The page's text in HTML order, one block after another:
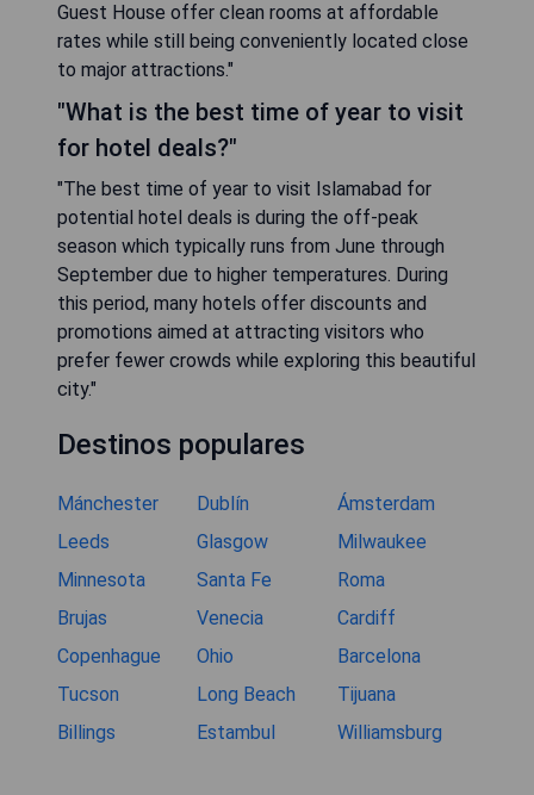
Guest House offer clean rooms at affordable
rates while still being conveniently located close
to major attractions."
"What is the best time of year to visit
for hotel deals?"
"The best time of year to visit Islamabad for
potential hotel deals is during the off-peak
season which typically runs from June through
September due to higher temperatures. During
this period, many hotels offer discounts and
promotions aimed at attracting visitors who
prefer fewer crowds while exploring this beautiful
city."
Destinos populares
Mánchester Dublín
Ámsterdam
Leeds
Glasgow
Milwaukee
Minnesota
Santa Fe
Roma
Brujas
Venecia
Cardiff
Copenhague
Ohio
Barcelona
Tucson
Long Beach
Tijuana
Billings
Estambul Williamsburg